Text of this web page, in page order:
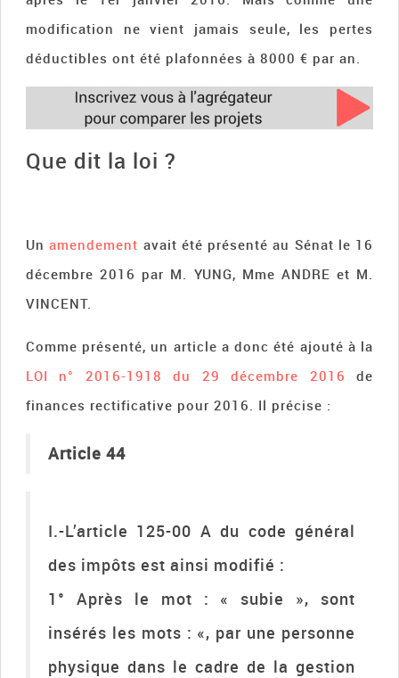
modification ne vient jamais seule, les pertes
déductibles ont été plafonnées à 8000 € par an.
Que dit la loi ?
Unamendement avait été présenté au Sénat le 16
décembre 2016 par M. YUNG, Mme ANDRE et M.
VINCENT.
Comme présenté, un article a donc été ajouté à la
LOI n° 2016-1918 du 29 décembre 2016 de
finances rectificative pour 2016. Il précise :
Article 44
I.-L’article 125-00 A du code général
des impôts est ainsi modifié :
1° Après le mot : « subie », sont
insérés les mots : «, par une personne
physique dans le cadre de la gestion